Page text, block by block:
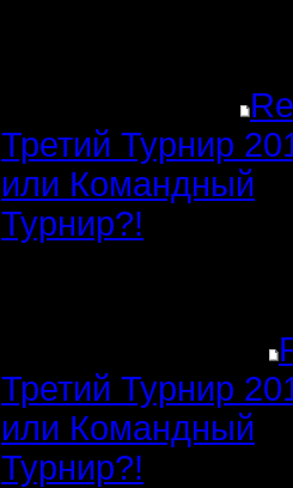
Третий Турнир
или Командный
Турнир?!
Третий Турнир
или Командный
Турнир?!